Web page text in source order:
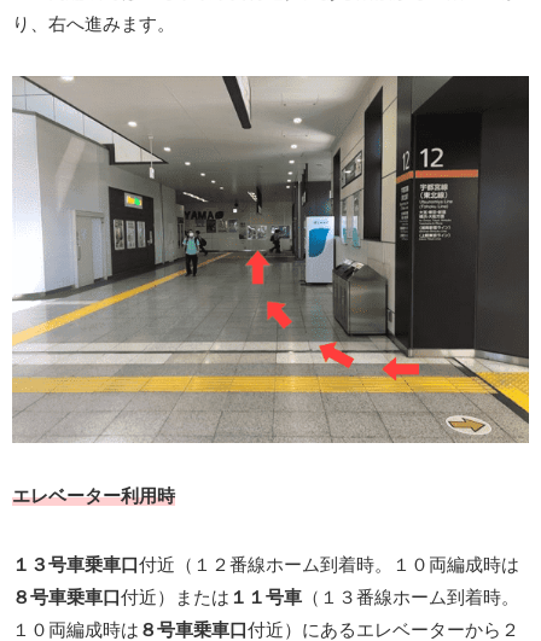
り、右へ進みます。
エレベーター利用時
１３号車乗車口付近（１２番線ホーム到着時。１０両編成時は
８号車乗車口付近）または １１号車 （１３番線ホーム到着時。
１０両編成時は ８号車乗車口付近）にあるエレベーターから２